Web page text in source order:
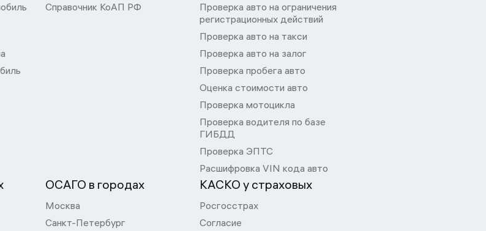
Справочник КоАП РФ
Проверка авто на ограничения
регистрационных действий
Проверка авто на такси
Проверка авто на залог
Проверка пробега авто
Оценка стоимости авто
Проверка мотоцикла
Проверка водителя по базе
ГИБДД
Проверка ЭПТС
Расшифровка VIN кода авто
ОСАГО в городах
Москва
Санкт-Петербург
КАСКО у страховых
Росгосстрах
Согласие